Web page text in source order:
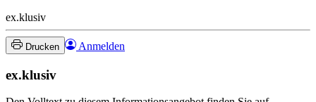
ex.klusiv
Drucken Anmelden
ex.klusiv